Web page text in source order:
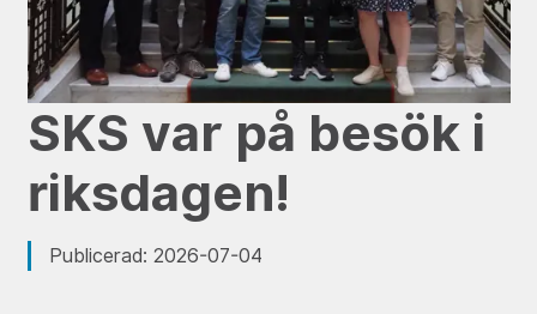
SKS var på besök i
riksdagen!
Publicerad: 2026-07-04